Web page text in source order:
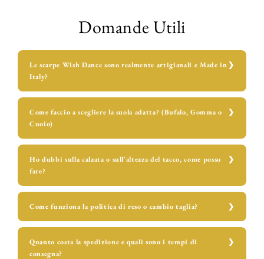
Domande Utili
Le scarpe Wish Dance sono realmente artigianali e Made in
Italy?
Come faccio a scegliere la suola adatta? (Bufalo, Gomma o
Cuoio)
Ho dubbi sulla calzata o sull'altezza del tacco, come posso
fare?
Come funziona la politica di reso o cambio taglia?
Quanto costa la spedizione e quali sono i tempi di
consegna?